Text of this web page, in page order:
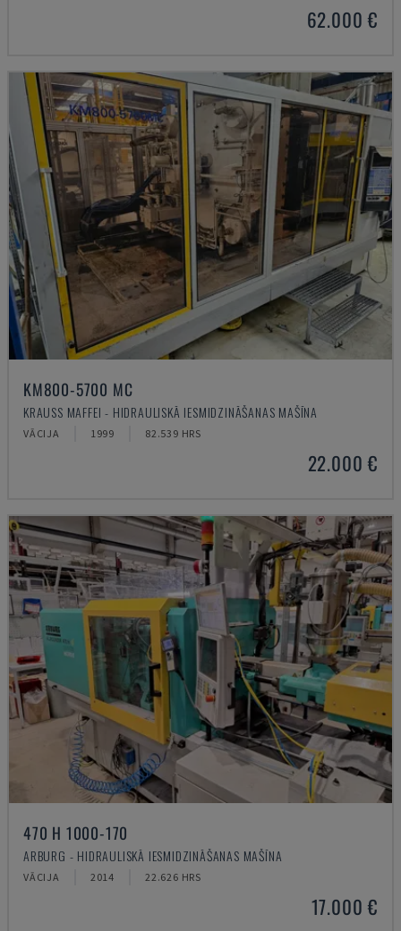
62.000 €
KM800-5700 MC
KRAUSS MAFFEI - HIDRAULISKĀ IESMIDZINĀŠANAS MAŠĪNA
VĀCIJA 1999 82.539 HRS
22.000 €
470 H 1000-170
ARBURG - HIDRAULISKĀ IESMIDZINĀŠANAS MAŠĪNA
VĀCIJA 2014 22.626 HRS
17.000 €